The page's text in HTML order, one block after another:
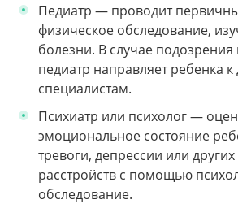
Педиатр — проводит
физическое обследование,
болезни. В случае
педиатр направляет ребенка к
специалистам.
Психиатр или психолог —
эмоциональное состояние
тревоги, депрессии или
расстройств с помощью
обследование.